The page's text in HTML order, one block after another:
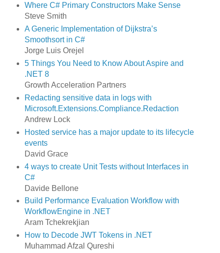
Where C# Primary Constructors Make Sense
Steve Smith
A Generic Implementation of Dijkstra’s
Smoothsort in C#
Jorge Luis Orejel
5 Things You Need to Know About Aspire and
.NET 8
Growth Acceleration Partners
Redacting sensitive data in logs with
Microsoft.Extensions.Compliance.Redaction
Andrew Lock
Hosted service has a major update to its lifecycle
events
David Grace
4 ways to create Unit Tests without Interfaces in
C#
Davide Bellone
Build Performance Evaluation Workflow with
WorkflowEngine in .NET
Aram Tchekrekjian
How to Decode JWT Tokens in .NET
Muhammad Afzal Qureshi